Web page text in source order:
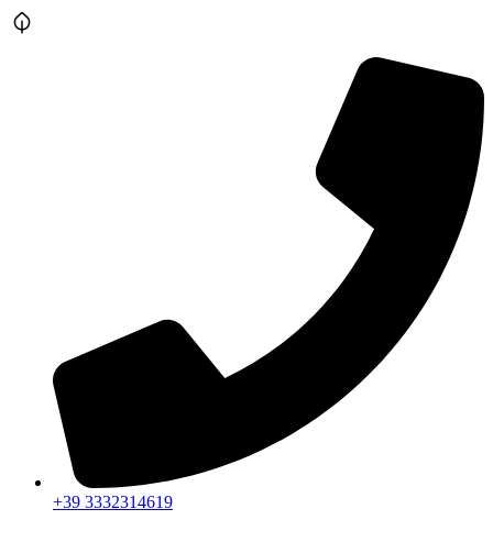
+39 3332314619